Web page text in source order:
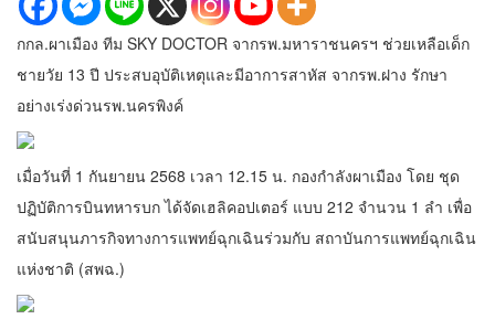
กกล.ผาเมือง ทีม SKY DOCTOR จากรพ.มหาราชนครฯ ช่วยเหลือเด็ก
ชายวัย 13 ปี ประสบอุบัติเหตุและมีอาการสาหัส จากรพ.ฝาง รักษา
อย่างเร่งด่วนรพ.นครพิงค์
เมื่อวันที่ 1 กันยายน 2568 เวลา 12.15 น. กองกำลังผาเมือง โดย ชุด
ปฏิบัติการบินทหารบก ได้จัดเฮลิคอปเตอร์ แบบ 212 จำนวน 1 ลำ เพื่อ
สนับสนุนภารกิจทางการแพทย์ฉุกเฉินร่วมกับ สถาบันการแพทย์ฉุกเฉิน
แห่งชาติ (สพฉ.)